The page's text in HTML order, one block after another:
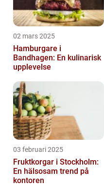
02 mars 2025
Hamburgare i
Bandhagen: En kulinarisk
upplevelse
03 februari 2025
Fruktkorgar i Stockholm:
En hälsosam trend på
kontoren